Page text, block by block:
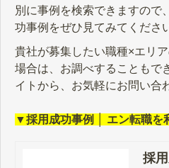
別に事例を検索できますので
功事例をぜひ見てみてくださ
貴社が募集したい職種×エリ
場合は、お調べすることもで
イトから、お気軽にお問い合
▼採用成功事例 │ エン転職を
採